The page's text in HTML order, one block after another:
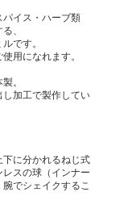
パイス・ハーブ類
、
です。
用になれます。
。
加工で製作してい
に分かれるねじ式
スの球（インナー
でシェイクするこ